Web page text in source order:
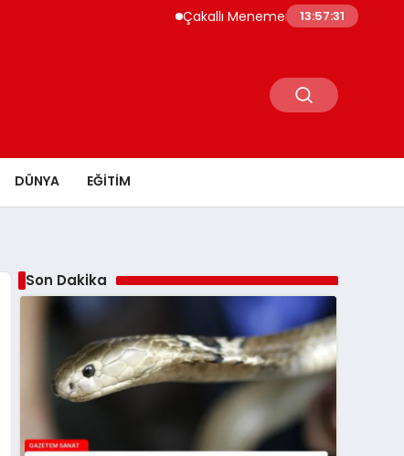
Çakallı Menemeni Neden Meşhur?
13:57:32
DÜNYA EĞITIM
Son Dakika